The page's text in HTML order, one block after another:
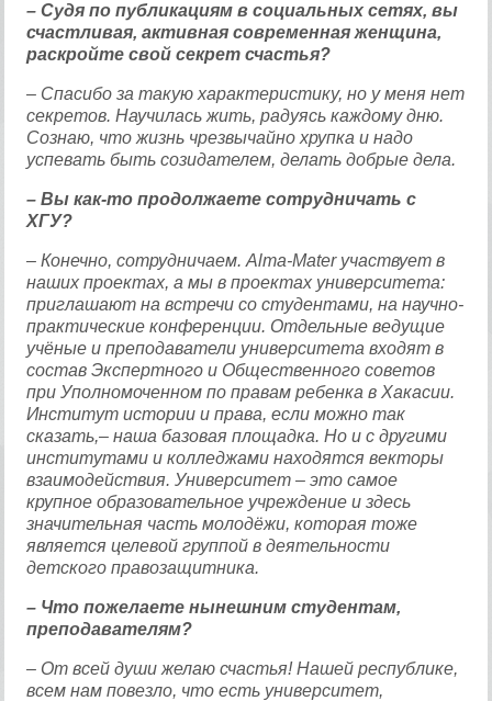
– Судя по публикациям в социальных сетях, вы
счастливая, активная современная женщина,
раскройте свой секрет счастья?
– Спасибо за такую характеристику, но у меня нет
секретов. Научилась жить, радуясь каждому дню.
Сознаю, что жизнь чрезвычайно хрупка и надо
успевать быть созидателем, делать добрые дела.
– Вы как-то продолжаете сотрудничать с
ХГУ?
– Конечно, сотрудничаем. Alma-Mater участвует в
наших проектах, а мы в проектах университета:
приглашают на встречи со студентами, на научно-
практические конференции. Отдельные ведущие
учёные и преподаватели университета входят в
состав Экспертного и Общественного советов
при Уполномоченном по правам ребенка в Хакасии.
Институт истории и права, если можно так
сказать,– наша базовая площадка. Но и с другими
институтами и колледжами находятся векторы
взаимодействия. Университет – это самое
крупное образовательное учреждение и здесь
значительная часть молодёжи, которая тоже
является целевой группой в деятельности
детского правозащитника.
– Что пожелаете нынешним студентам,
преподавателям?
– От всей души желаю счастья! Нашей республике,
всем нам повезло, что есть университет,